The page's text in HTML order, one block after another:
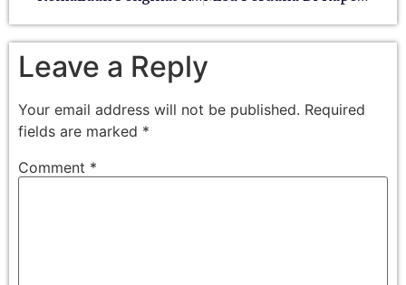
Leave a Reply
Your email address will not be published. Required
fields are marked *
Comment *